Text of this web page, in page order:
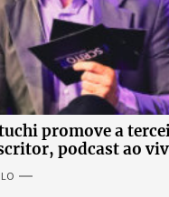
promove a
podcast ao
para discutir